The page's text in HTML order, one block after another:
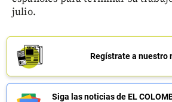
julio.
Regístrate a nuestro
Siga las noticias de EL